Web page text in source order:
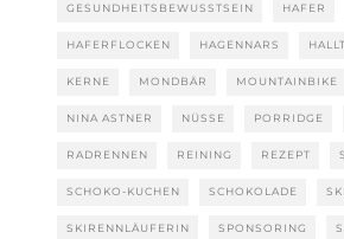
GESUNDHEITSBEWUSSTSEIN HAFER
HAFERFLOCKEN HAGENNARS
KERNE MONDBÄR MOUNTAINBIKE
NINA ASTNER NÜSSE PORRIDGE
RADRENNEN REINING REZEPT
SCHOKO-KUCHEN SCHOKOLADE
SKIRENNLÄUFERIN SPONSORING